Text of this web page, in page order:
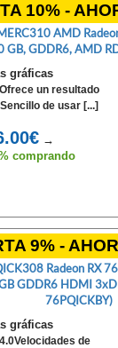
10% -
AMD
GB, GDDR6, AMD
gráficas
un resultado
de usar [...]
→
comprando
9% -
Radeon RX
GDDR6 HDMI
76PQICKBY)
gráficas
de